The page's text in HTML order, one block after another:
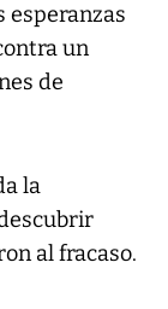
esperanzas
un
de
la
al fracaso.